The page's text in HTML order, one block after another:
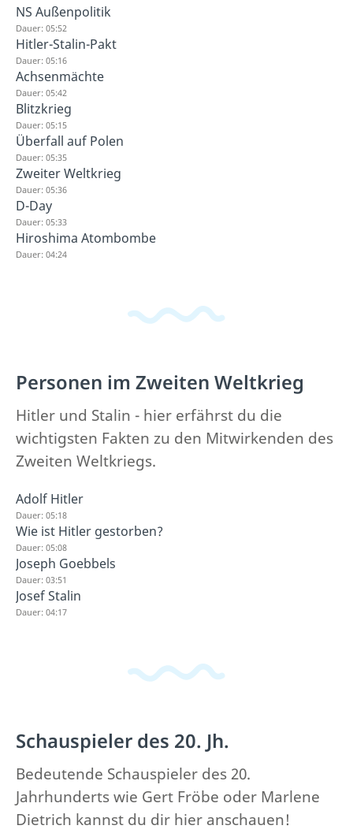
NS Außenpolitik
Dauer: 05:52
Hitler-Stalin-Pakt
Dauer: 05:16
Achsenmächte
Dauer: 05:42
Blitzkrieg
Dauer: 05:15
Überfall auf Polen
Dauer: 05:35
Zweiter Weltkrieg
Dauer: 05:36
D-Day
Dauer: 05:33
Hiroshima Atombombe
Dauer: 04:24
Personen im Zweiten Weltkrieg
Hitler und Stalin - hier erfährst du die
wichtigsten Fakten zu den Mitwirkenden des
Zweiten Weltkriegs.
Adolf Hitler
Dauer: 05:18
Wie ist Hitler gestorben?
Dauer: 05:08
Joseph Goebbels
Dauer: 03:51
Josef Stalin
Dauer: 04:17
Schauspieler des 20. Jh.
Bedeutende Schauspieler des 20.
Jahrhunderts wie Gert Fröbe oder Marlene
Dietrich kannst du dir hier anschauen!